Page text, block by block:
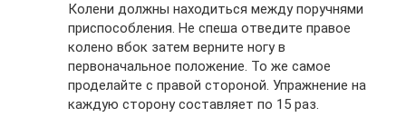
Колени должны находиться между поручнями
приспособления. Не спеша отведите правое
колено вбок затем верните ногу в
первоначальное положение. То же самое
проделайте с правой стороной. Упражнение на
каждую сторону составляет по 15 раз.